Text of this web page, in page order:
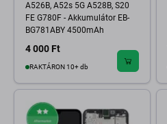
A526B, A52s 5G A528B, S20
FE G780F - Akkumulátor EB-
BG781ABY 4500mAh
4 000 Ft
RAKTÁRON 10+ db